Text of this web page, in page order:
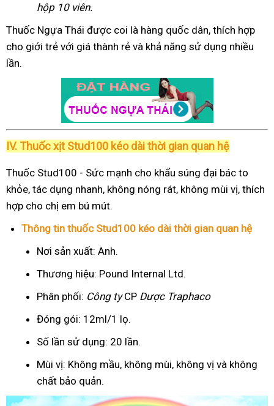
hộp 10 viên.
Thuốc Ngựa Thái được coi là hàng quốc dân, thích hợp
cho giới trẻ với giá thành rẻ và khả năng sử dụng nhiều
lần.
IV. Thuốc xịt Stud100 kéo dài thời gian quan hệ
Thuốc Stud100 - Sức mạnh cho khẩu súng đại bác to
khỏe, tác dụng nhanh, không nóng rát, không mùi vị, thích
hợp cho chị em bú mút.
Thông tin thuốc Stud100 kéo dài thời gian quan hệ
Nơi sản xuất: Anh.
Thương hiệu: Pound Internal Ltd.
Phân phối: Công tyCP Dược Traphaco
Đóng gói: 12ml/1 lọ.
Số lần sử dụng: 20 lần.
Mùi vị: Không mầu, không mùi, không vị và không
chất bảo quản.